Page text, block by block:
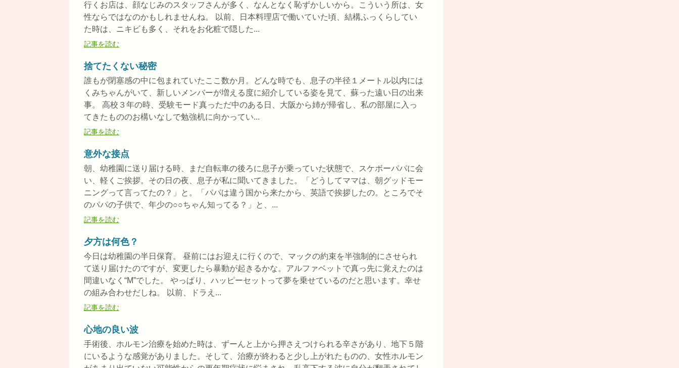
行くお店は、顔なじみのスタッフさんが多く、なんとなく恥ずかしいから。こういう所は、女
性ならではなのかもしれませんね。 以前、日本料理店で働いていた頃、結構ふっくらしてい
た時は、ニキビも多く、それをお化粧で隠した...
記事を読む
捨てたくない秘密
誰もが閉塞感の中に包まれていたここ数か月。どんな時でも、息子の半径１メートル以内には
くみちゃんがいて、新しいメンバーが増える度に紹介している姿を見て、蘇った遠い日の出来
事。 高校３年の時、受験モード真っただ中のある日、大阪から姉が帰省し、私の部屋に入っ
てきたもののお構いなしで勉強机に向かってい...
記事を読む
意外な接点
朝、幼稚園に送り届ける時、まだ自転車の後ろに息子が乗っていた状態で、スケボーパパに会
い、軽くご挨拶。その日の夜、息子が私に聞いてきました。「どうしてママは、朝グッドモー
ニングって言ってたの？」と。「パパは違う国から来たから、英語で挨拶したの。ところでそ
のパパの子供で、年少の○○ちゃん知ってる？」と、...
記事を読む
夕方は何色？
今日は幼稚園の半日保育。 昼前にはお迎えに行くので、マックの約束を半強制的にさせられ
て送り届けたのですが、変更したら暴動が起きるかな。アルファベットで真っ先に覚えたのは
間違いなく“M”でした。 やっぱり、ハッピーセットって夢を乗せているのだと思います。幸せ
の組み合わせだしね。 以前、ドラえ...
記事を読む
心地の良い波
手術後、ホルモン治療を始めた時は、ずーんと上から押さえつけられる辛さがあり、地下５階
にいるような感覚がありました。そして、治療が終わると少し上がれたものの、女性ホルモン